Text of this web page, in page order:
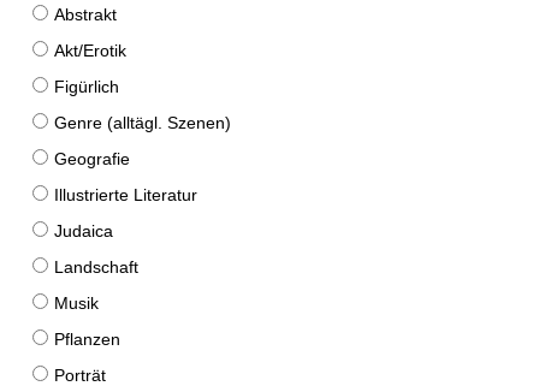
Abstrakt
Akt/Erotik
Figürlich
Genre (alltägl. Szenen)
Geografie
Illustrierte Literatur
Judaica
Landschaft
Musik
Pflanzen
Porträt